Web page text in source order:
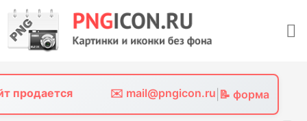
content
продается ✉️ mail@pngicon.ru 📝 форма